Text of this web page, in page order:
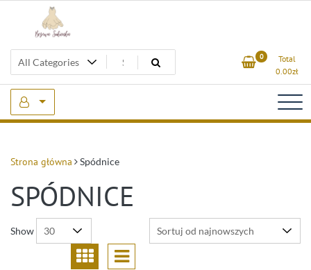
Beżowa Sukienka 0
Total
0.00zł
Strona główna Spódnice
SPÓDNICE
Show